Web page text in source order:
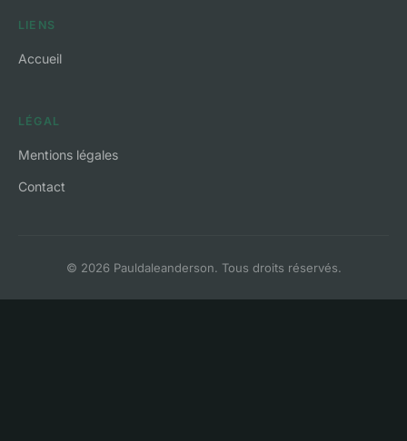
LIENS
Accueil
LÉGAL
Mentions légales
Contact
© 2026 Pauldaleanderson. Tous droits réservés.